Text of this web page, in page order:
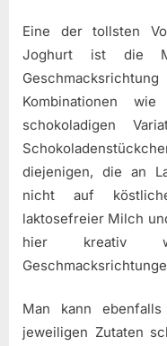
Eine der tollsten
Joghurt ist die
Kombinationen
schokoladigen
diejenigen, die an
nicht auf
laktosefreier Milch
hier kreativ
Man kann
jeweiligen Zutaten